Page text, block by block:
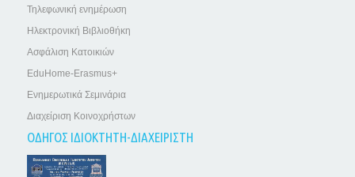
Τηλεφωνική ενημέρωση
Ηλεκτρονική Βιβλιοθήκη
Ασφάλιση Κατοικιών
EduHome-Erasmus+
Ενημερωτικά Σεμινάρια
Διαχείριση Κοινοχρήστων
ΟΔΗΓΟΣ ΙΔΙΟΚΤΗΤΗ-ΔΙΑΧΕΙΡΙΣΤΗ